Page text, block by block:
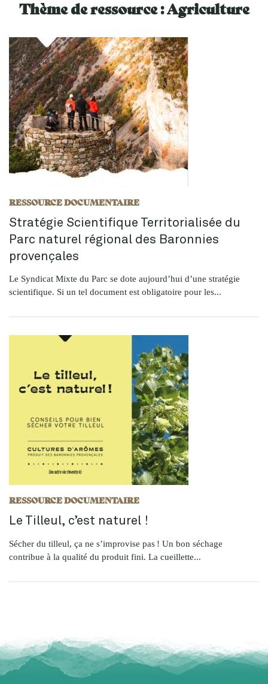
Thème de ressource :Agriculture
RESSOURCE DOCUMENTAIRE
Stratégie Scientifique Territorialisée du
Parc naturel régional des Baronnies
provençales
Le Syndicat Mixte du Parc se dote aujourd’hui d’une stratégie
scientifique. Si un tel document est obligatoire pour les...
RESSOURCE DOCUMENTAIRE
Le Tilleul, c’est naturel !
Sécher du tilleul, ça ne s’improvise pas ! Un bon séchage
contribue à la qualité du produit fini. La cueillette...